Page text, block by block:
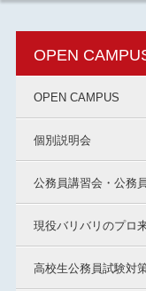
OPEN
OPEN CAMPUS
個別説明会
公務員講習会・公務
現役バリバリのプロ
高校生公務員試験対